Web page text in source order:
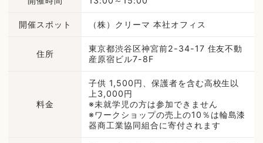
開催スポット （株）クリーマ 本社オフィス
住所
東京都渋谷区神宮前2-34-17 住友不動
産原宿ビル7-8F
料金
子供 1,500円、保護者を含む高校生以
上3,000円
※未就学児の方は参加できません
※ワークショップの売上の10％は輪島漆
器商工業協同組合に寄付されます